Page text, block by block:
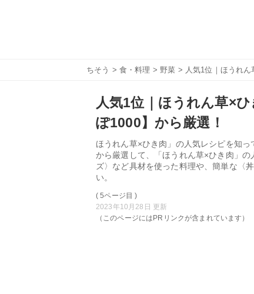
ちそう > 食・料理 > 野菜 > 人気1位｜ほうれん
人気1位｜ほうれん草×
ぽ1000】から厳選！
ほうれん草×ひき肉」の人気レシピを知
から厳選して、「ほうれん草×ひき肉」
ズ〉など具材を使った料理や、簡単な〈
い。
( 5ページ目 )
2023年10月28日 更新
（このページにはPRリンクが含まれています）